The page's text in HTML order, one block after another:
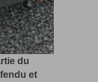
du
et